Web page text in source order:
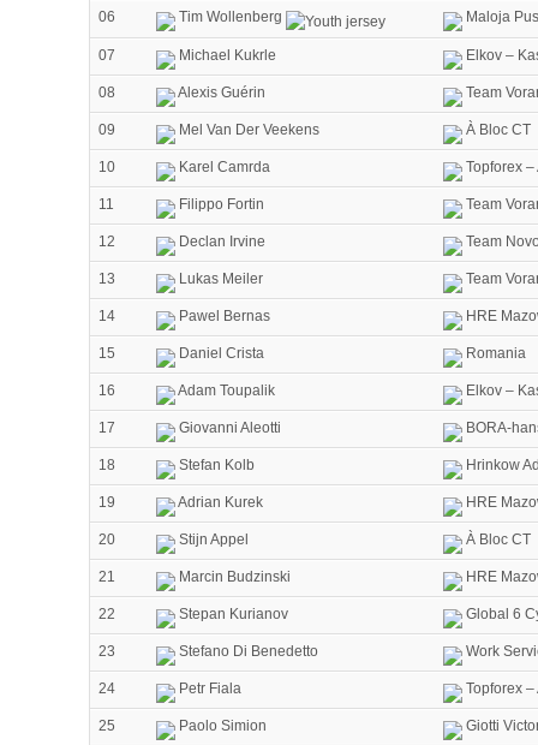
06 Tim Wollenberg Maloja
07 Michael Kukrle Elkov –
08 Alexis Guérin Team
09 Mel Van Der Veekens À Bloc CT
10 Karel Camrda Topforex –
11 Filippo Fortin Team
12 Declan Irvine Team
13 Lukas Meiler Team
14 Pawel Bernas HRE
15 Daniel Crista Romania
16 Adam Toupalik Elkov –
17 Giovanni Aleotti BORA-
18 Stefan Kolb Hrinkow
19 Adrian Kurek HRE
20 Stijn Appel À Bloc CT
21 Marcin Budzinski HRE
22 Stepan Kurianov Global 6
23 Stefano Di Benedetto Work
24 Petr Fiala Topforex –
25 Paolo Simion Giotti